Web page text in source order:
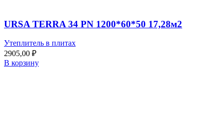
URSA TERRA 34 PN 1200*60*50 17,28м2
Утеплитель в плитах
2905,00 ₽
В корзину